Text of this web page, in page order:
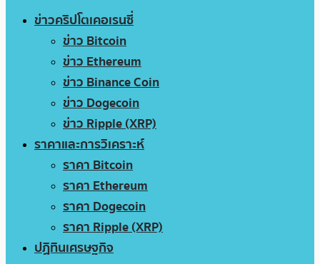
ข่าวคริปโตเคอเรนซี่
ข่าว Bitcoin
ข่าว Ethereum
ข่าว Binance Coin
ข่าว Dogecoin
ข่าว Ripple (XRP)
ราคาและการวิเคราะห์
ราคา Bitcoin
ราคา Ethereum
ราคา Dogecoin
ราคา Ripple (XRP)
ปฏิทินเศรษฐกิจ